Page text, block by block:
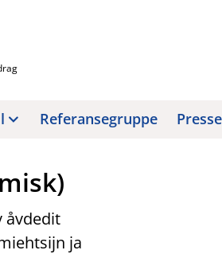
Referansegruppe
åvdedit
ja